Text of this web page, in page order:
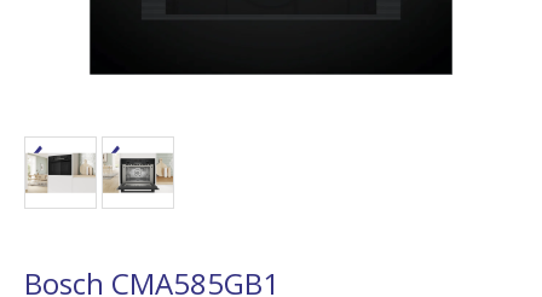
Bosch CMA585GB1